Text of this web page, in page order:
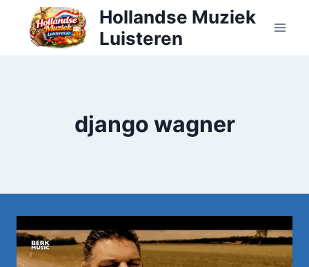
Doorgaan
inhoud
Hollandse Muziek
Luisteren
django wagner